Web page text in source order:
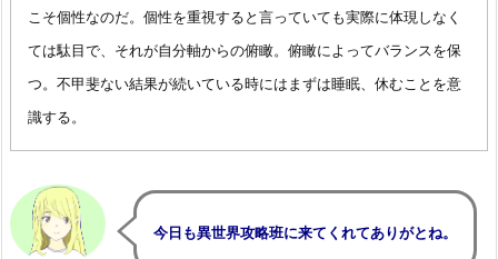
こそ個性なのだ。個性を重視すると言っていても実際に体現しなく
ては駄目で、それが自分軸からの俯瞰。俯瞰によってバランスを保
つ。不甲斐ない結果が続いている時にはまずは睡眠、休むことを意
識する。
今日も異世界攻略班に来てくれてありがとね。